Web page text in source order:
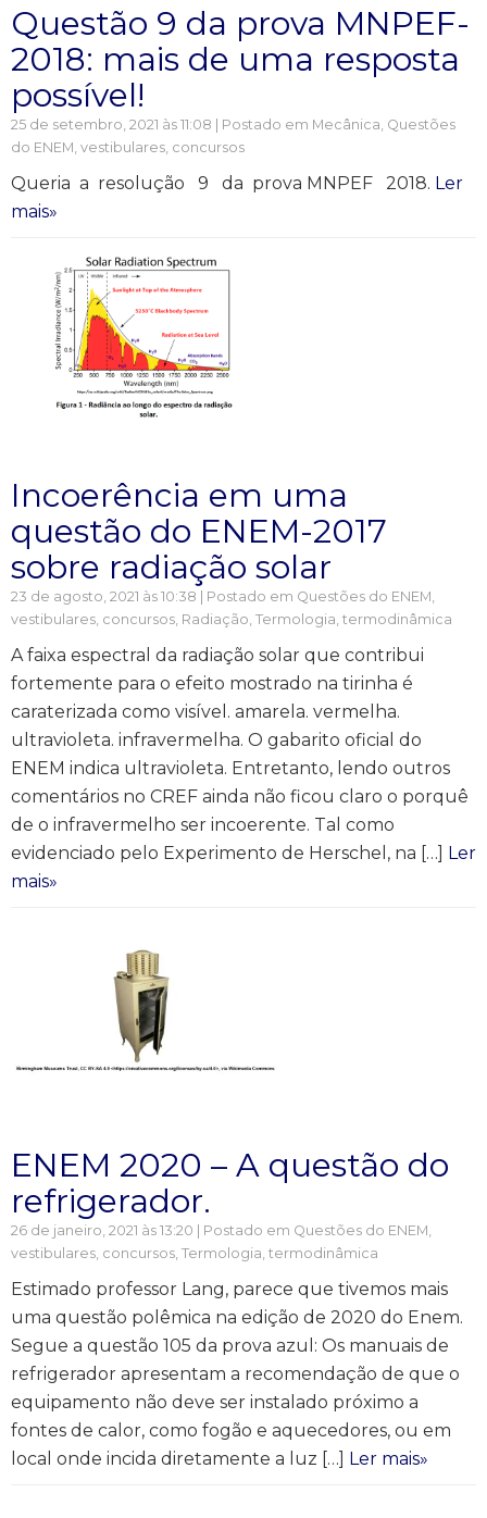
Questão 9 da prova MNPEF-
2018: mais de uma resposta
possível!
25 de setembro, 2021 às 11:08 | Postado em Mecânica, Questões
do ENEM, vestibulares, concursos
Queria a resolução 9 da prova MNPEF 2018. Ler
mais»
Incoerência em uma
questão do ENEM-2017
sobre radiação solar
23 de agosto, 2021 às 10:38 | Postado em Questões do ENEM,
vestibulares, concursos, Radiação, Termologia, termodinâmica
A faixa espectral da radiação solar que contribui
fortemente para o efeito mostrado na tirinha é
caraterizada como visível. amarela. vermelha.
ultravioleta. infravermelha. O gabarito oficial do
ENEM indica ultravioleta. Entretanto, lendo outros
comentários no CREF ainda não ficou claro o porquê
de o infravermelho ser incoerente. Tal como
evidenciado pelo Experimento de Herschel, na […] Ler
mais»
ENEM 2020 – A questão do
refrigerador.
26 de janeiro, 2021 às 13:20 | Postado em Questões do ENEM,
vestibulares, concursos, Termologia, termodinâmica
Estimado professor Lang, parece que tivemos mais
uma questão polêmica na edição de 2020 do Enem.
Segue a questão 105 da prova azul: Os manuais de
refrigerador apresentam a recomendação de que o
equipamento não deve ser instalado próximo a
fontes de calor, como fogão e aquecedores, ou em
local onde incida diretamente a luz […] Ler mais»